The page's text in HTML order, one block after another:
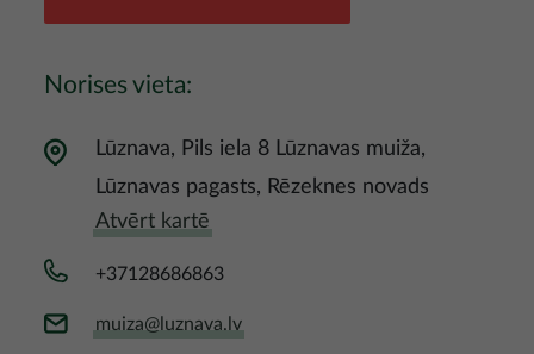
Norises vieta:
Lūznava, Pils iela 8 Lūznavas muiža,
Lūznavas pagasts, Rēzeknes novads
Atvērt kartē
+37128686863
muiza@luznava.lv